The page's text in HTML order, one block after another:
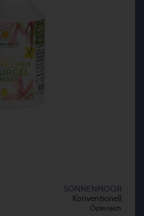
SONNENMOOR
Konventionell
Österreich